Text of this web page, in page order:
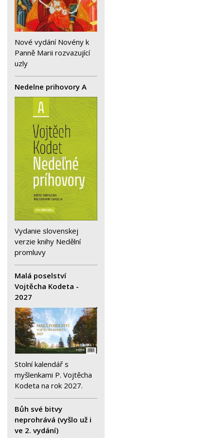
Nové vydání Novény k
Panně Marii rozvazující
uzly
Nedelne prihovory A
Vydanie slovenskej
verzie knihy Nedělní
promluvy
Malá poselství
Vojtěcha Kodeta -
2027
Stolní kalendář s
myšlenkami P. Vojtěcha
Kodeta na rok 2027.
Bůh své bitvy
neprohrává (vyšlo už i
ve 2. vydání)